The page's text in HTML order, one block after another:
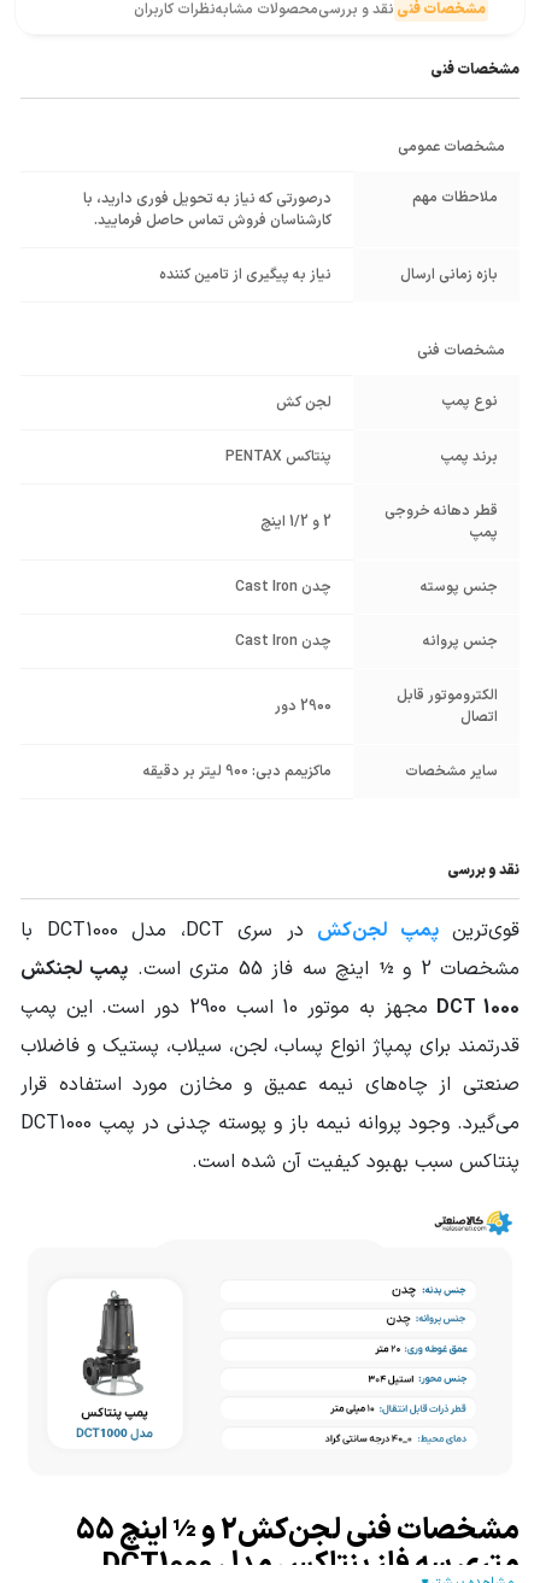
مشخصات فنی نقد و بررسیمحصولات مشابهنظرات کاربران
مشخصات فنی
مشخصات عمومی
ملاحظات مهم
درصورتی که نیاز به تحویل فوری دارید، با
کارشناسان فروش تماس حاصل فرمایید.
بازه زمانی ارسال نیاز به پیگیری از تامین کننده
مشخصات فنی
نوع پمپ لجن کش
برند پمپ پنتاکس PENTAX
قطر دهانه خروجی
پمپ
2 و 1/2 اینچ
جنس پوسته چدن Cast Iron
جنس پروانه چدن Cast Iron
الکتروموتور قابل
اتصال
2900 دور
سایر مشخصات ماکزیمم دبی: 900 لیتر بر دقیقه
نقد و بررسی
قوی‌ترینپمپ لجن‌کش
در سری DCT، مدل DCT1000 با
مشخصات 2 و ½ اینچ سه فاز 55 متری است.
پمپ لجنکش
DCT 1000
مجهز به موتور 10 اسب 2900 دور است. این پمپ
قدرتمند برای پمپاژ انواع پساب، لجن، سیلاب، پستیک و فاضلاب
صنعتی از چاه‌های نیمه عمیق و مخازن مورد استفاده قرار
می‌گیرد. وجود پروانه نیمه باز و پوسته چدنی در پمپ DCT1000
پنتاکس سبب بهبود کیفیت آن شده است.
مشخصات فنی لجن‌کش2 و ½ اینچ 55
متری سه فاز پنتاکس مدل DCT1000